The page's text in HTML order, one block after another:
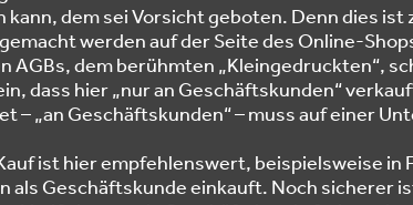
kann, dem sei Vorsicht geboten. Denn dies ist
werden auf der Seite des Online-
AGBs, dem berühmten „Kleingedruckten“,
dass hier „nur an Geschäftskunden“
– „an Geschäftskunden“ – muss auf einer
ist hier empfehlenswert, beispielsweise in
als Geschäftskunde einkauft. Noch sicherer